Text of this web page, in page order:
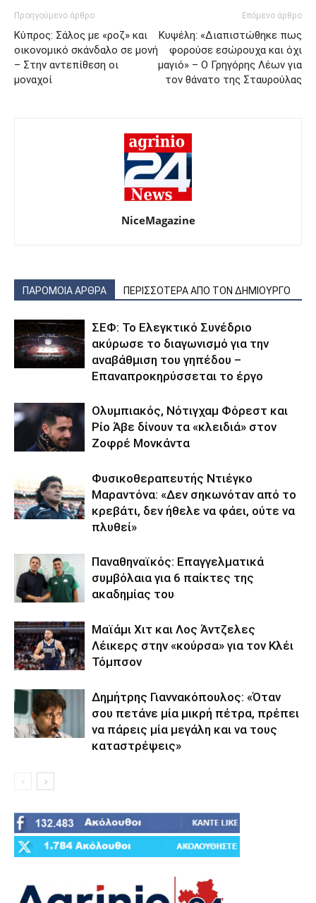
Προηγούμενο άρθρο
Κύπρος: Σάλος με «ροζ» και
οικονομικό σκάνδαλο σε μονή
– Στην αντεπίθεση οι
μοναχοί
Επόμενο άρθρο
Κυψέλη: «Διαπιστώθηκε πως
φορούσε εσώρουχα και όχι
μαγιό» – Ο Γρηγόρης Λέων για
τον θάνατο της Σταυρούλας
NiceMagazine
ΠΑΡΟΜΟΙΑ ΑΡΘΡΑ ΠΕΡΙΣΣΟΤΕΡΑ ΑΠΟ ΤΟΝ ΔΗΜΙΟΥΡΓΟ
ΣΕΦ: Το Ελεγκτικό Συνέδριο
ακύρωσε το διαγωνισμό για την
αναβάθμιση του γηπέδου –
Επαναπροκηρύσσεται το έργο
Ολυμπιακός, Νότιγχαμ Φόρεστ και
Ρίο Άβε δίνουν τα «κλειδιά» στον
Ζοφρέ Μονκάντα
Φυσικοθεραπευτής Ντιέγκο
Μαραντόνα: «Δεν σηκωνόταν από το
κρεβάτι, δεν ήθελε να φάει, ούτε να
πλυθεί»
Παναθηναϊκός: Επαγγελματικά
συμβόλαια για 6 παίκτες της
ακαδημίας του
Μαϊάμι Χιτ και Λος Άντζελες
Λέικερς στην «κούρσα» για τον Κλέι
Τόμπσον
Δημήτρης Γιαννακόπουλος: «Όταν
σου πετάνε μία μικρή πέτρα, πρέπει
να πάρεις μία μεγάλη και να τους
καταστρέψεις»